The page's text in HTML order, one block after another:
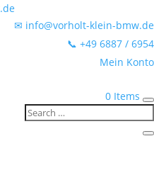
✉ info@vorholt-klein-bmw.de
📞 +49 6887 / 6954
Mein Konto
0 Items